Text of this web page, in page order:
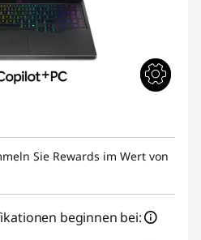
Sie Rewards im Wert von
beginnen bei: